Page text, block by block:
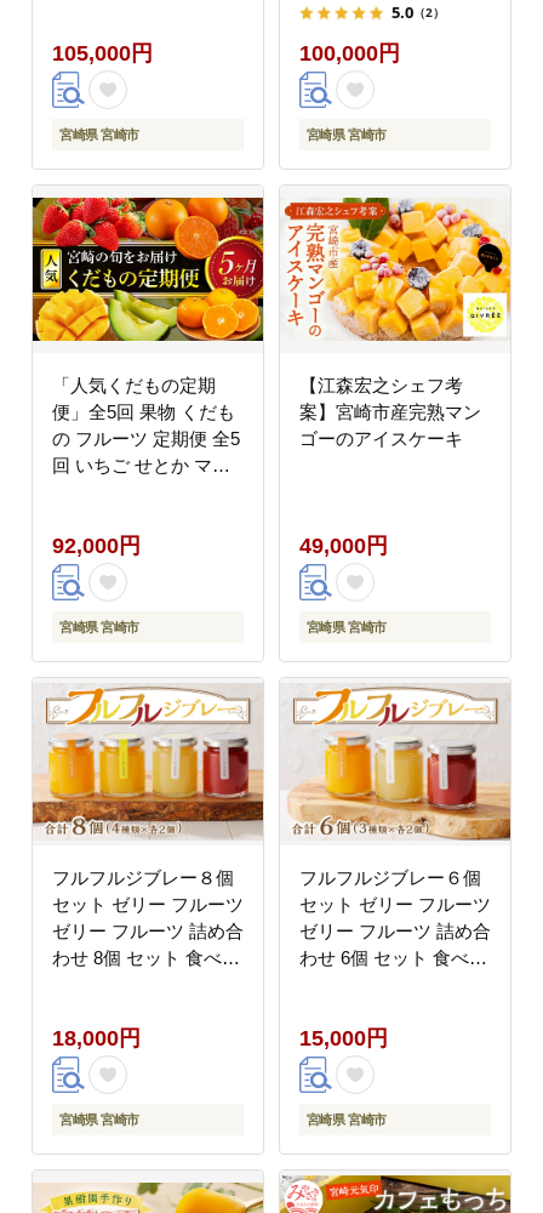
105,000円
宮崎県 宮崎市
ンゴー メロン みかん
温州みかん 不知火 柑橘
柑橘類 青果物 青果 グ
ルメ お取り寄せ ギフト
5.0 （2）
100,000円
宮崎県 宮崎市
「人気くだもの定期
便」全5回 果物 くだも
の フルーツ 定期便 全5
回 いちご せとか マン
のフルーツ 季節の果物
季節のフルーツ 旬 お取
り寄せ 果物の定期便 フ
ルーツの定期便 青果物
92,000円
宮崎県 宮崎市
【江森宏之シェフ考
案】宮崎市産完熟マン
ゴーのアイスケーキ
49,000円
宮崎県 宮崎市
フルフルジブレー８個
セット ゼリー フルーツ
ゼリー フルーツ 詰め合
わせ 8個 セット 食べ比
いちご スイーツ デザー
ト ゼリー詰め合わせ ギ
フト グルメ 手土産 お
取り寄せ
18,000円
宮崎県 宮崎市
フルフルジブレー６個
セット ゼリー フルーツ
ゼリー フルーツ 詰め合
わせ 6個 セット 食べ比
デザート ゼリー詰め合
わせ ギフト グルメ 手
土産 お取り寄せ
15,000円
宮崎県 宮崎市